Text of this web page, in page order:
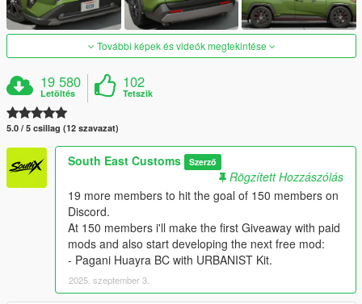
További képek és videók megtekintése
19 580
Letöltés
102
Tetszik
5.0 / 5 csillag (12 szavazat)
South East Customs Szerző
Rögzített Hozzászólás
19 more members to hit the goal of 150 members on
Discord.
At 150 members i'll make the first Giveaway with paid
mods and also start developing the next free mod:
- Pagani Huayra BC with URBANIST Kit.
2025. szeptember 3.